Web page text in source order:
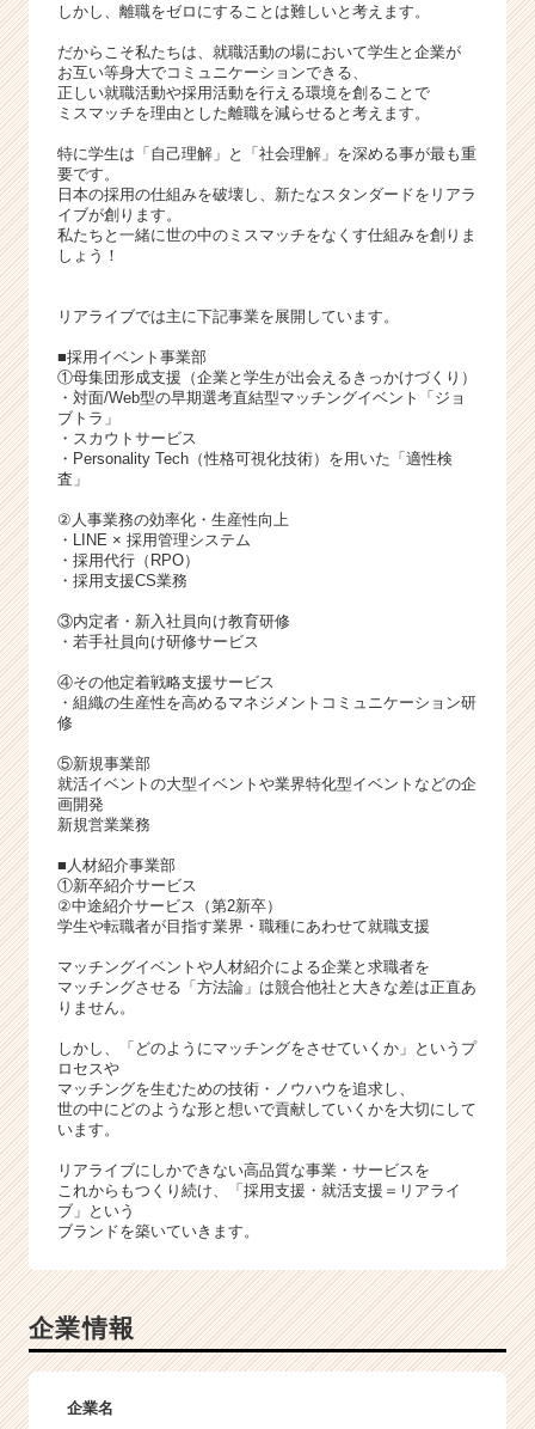
しかし、離職をゼロにすることは難しいと考えます。
だからこそ私たちは、就職活動の場において学生と企業が
お互い等身大でコミュニケーションできる、
正しい就職活動や採用活動を行える環境を創ることで
ミスマッチを理由とした離職を減らせると考えます。
特に学生は「自己理解」と「社会理解」を深める事が最も重
要です。
日本の採用の仕組みを破壊し、新たなスタンダードをリアラ
イブが創ります。
私たちと一緒に世の中のミスマッチをなくす仕組みを創りま
しょう！
リアライブでは主に下記事業を展開しています。
■採用イベント事業部
①母集団形成支援（企業と学生が出会えるきっかけづくり）
・対面/Web型の早期選考直結型マッチングイベント「ジョ
ブトラ」
・スカウトサービス
・Personality Tech（性格可視化技術）を用いた「適性検
査」
②人事業務の効率化・生産性向上
・LINE × 採用管理システム
・採用代行（RPO）
・採用支援CS業務
③内定者・新入社員向け教育研修
・若手社員向け研修サービス
④その他定着戦略支援サービス
・組織の生産性を高めるマネジメントコミュニケーション研
修
⑤新規事業部
就活イベントの大型イベントや業界特化型イベントなどの企
画開発
新規営業業務
■人材紹介事業部
①新卒紹介サービス
②中途紹介サービス（第2新卒）
学生や転職者が目指す業界・職種にあわせて就職支援
マッチングイベントや人材紹介による企業と求職者を
マッチングさせる「方法論」は競合他社と大きな差は正直あ
りません。
しかし、「どのようにマッチングをさせていくか」というプ
ロセスや
マッチングを生むための技術・ノウハウを追求し、
世の中にどのような形と想いで貢献していくかを大切にして
います。
リアライブにしかできない高品質な事業・サービスを
これからもつくり続け、「採用支援・就活支援＝リアライ
ブ」という
ブランドを築いていきます。
企業情報
企業名